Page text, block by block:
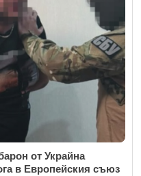
от Украйна
в Европейския съюз